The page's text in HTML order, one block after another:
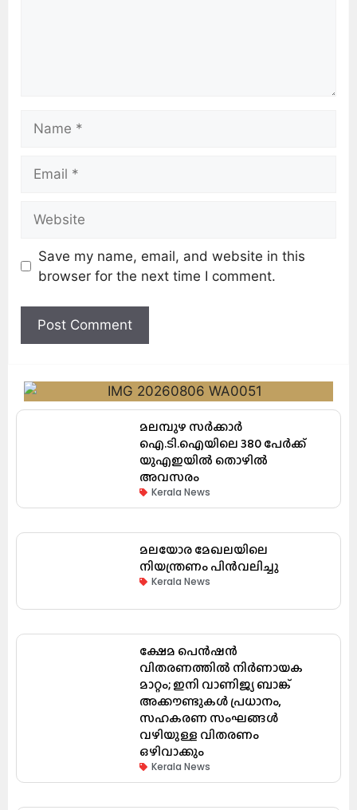
Save my name, email, and website in this
browser for the next time I comment.
മലമ്പുഴ സർക്കാർ
ഐ.ടി.ഐയിലെ 380 പേർക്ക്
യുഎഇയിൽ തൊഴിൽ
അവസരം
Kerala News
മലയോര മേഖലയിലെ
നിയന്ത്രണം പിൻവലിച്ചു
Kerala News
ക്ഷേമ പെൻഷൻ
വിതരണത്തിൽ നിർണായക
മാറ്റം; ഇനി വാണിജ്യ ബാങ്ക്
അക്കൗണ്ടുകൾ പ്രധാനം,
സഹകരണ സംഘങ്ങൾ
വഴിയുള്ള വിതരണം
ഒഴിവാക്കും
Kerala News